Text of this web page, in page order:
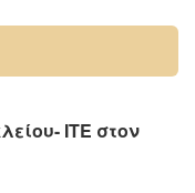
ΙΤΕ στον